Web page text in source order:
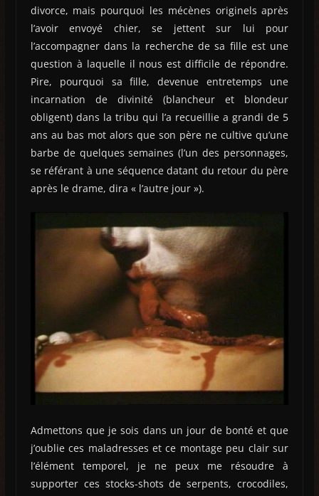
divorce, mais pourquoi les mécènes originels après
l’avoir envoyé chier, se jettent sur lui pour
l’accompagner dans la recherche de sa fille est une
question à laquelle il nous est difficile de répondre.
Pire, pourquoi sa fille, devenue entretemps une
incarnation de divinité (blancheur et blondeur
obligent) dans la tribu qui l’a recueillie a grandi de 5
ans au bas mot alors que son père ne cultive qu’une
barbe de quelques semaines (l’un des personnages,
se référant à une séquence datant du retour du père
après le drame, dira « l’autre jour »).
Admettons que je sois dans un jour de bonté et que
j’oublie ces maladresses et ce montage peu clair sur
l’élément temporel, je ne peux me résoudre à
supporter ces stocks-shots de serpents, crocodiles,